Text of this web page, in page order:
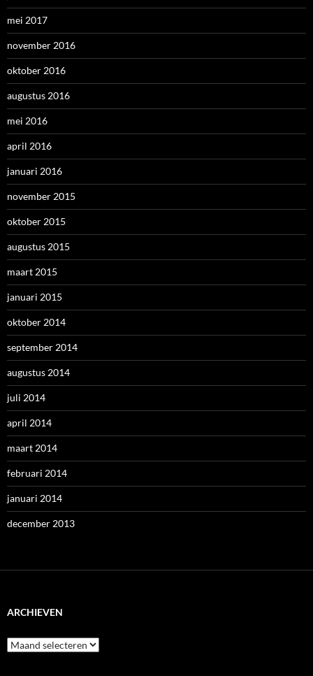
mei 2017
november 2016
oktober 2016
augustus 2016
mei 2016
april 2016
januari 2016
november 2015
oktober 2015
augustus 2015
maart 2015
januari 2015
oktober 2014
september 2014
augustus 2014
juli 2014
april 2014
maart 2014
februari 2014
januari 2014
december 2013
ARCHIEVEN
Archieven